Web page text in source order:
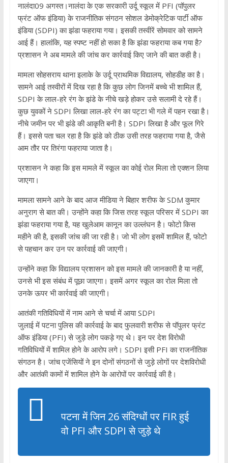
नालंदा09 अगस्त।नालंदा के एक सरकारी उर्दू स्कूल में PFI (पॉपुलर
फ्रंट ऑफ इंडिया) के राजनीतिक संगठन सोशल डेमोक्रेटिक पार्टी ऑफ
इंडिया (SDPI) का झंडा फहराया गया। इसकी तस्वीरें सोमवार को सामने
आई हैं। हालांकि, यह स्पष्ट नहीं हो सका है कि झंडा फहराया कब गया है?
प्रशासन ने अब मामले की जांच कर कार्रवाई किए जाने की बात कही है।
मामला सोहसराय थाना इलाके के उर्दू प्राथमिक विद्यालय, सोहडीह का है।
सामने आई तस्वीरों में दिख रहा है कि कुछ लोग जिनमें बच्चे भी शामिल हैं,
SDPI के लाल-हरे रंग के झंडे के नीचे खड़े होकर उसे सलामी दे रहे हैं।
कुछ युवकों ने SDPI लिखा लाल-हरे रंग का पट्टा भी गले में पहन रखा है।
नीचे जमीन पर भी झंडे की आकृति बनी है। SDPI लिखा है और फूल गिरे
हैं। इससे पता चल रहा है कि झंडे को ठीक उसी तरह फहराया गया है, जैसे
आम तौर पर तिरंगा फहराया जाता है।
प्रशासन ने कहा कि इस मामले में स्कूल का कोई रोल मिला तो एक्शन लिया
जाएगा।
मामला सामने आने के बाद आज मीडिया ने बिहार शरीफ के SDM कुमार
अनुराग से बात की। उन्होंने कहा कि जिस तरह स्कूल परिसर में SDPI का
झंडा फहराया गया है, यह खुलेआम कानून का उल्लंघन है। फोटो किस
महीने की है, इसकी जांच की जा रही है। जो भी लोग इसमें शामिल हैं, फोटो
से पहचान कर उन पर कार्रवाई की जाएगी।
उन्होंने कहा कि विद्यालय प्रशासन को इस मामले की जानकारी है या नहीं,
उनसे भी इस संबंध में पूछा जाएगा। इसमें अगर स्कूल का रोल मिला तो
उनके ऊपर भी कार्रवाई की जाएगी।
आतंकी गतिविधियों में नाम आने से चर्चा में आया SDPI
जुलाई में पटना पुलिस की कार्रवाई के बाद फुलवारी शरीफ से पॉपुलर फ्रंट
ऑफ इंडिया (PFI) से जुड़े लोग पकड़े गए थे। इन पर देश विरोधी
गतिविधियों में शामिल होने के आरोप लगे। SDPI इसी PFI का राजनीतिक
संगठन है। जांच एजेंसियों ने इन दोनों संगठनों से जुड़े लोगों पर देशविरोधी
और आतंकी कामों में शामिल होने के आरोपों पर कार्रवाई की है।
पटना में जिन 26 संदिग्धों पर FIR हुई
वो PFI और SDPI से जुड़े थे